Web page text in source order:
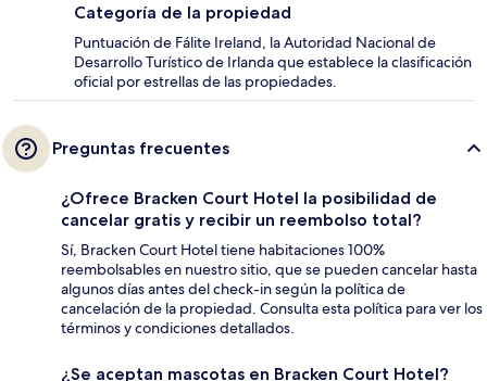
Categoría de la propiedad
Puntuación de Fálite Ireland, la Autoridad Nacional de
Desarrollo Turístico de Irlanda que establece la clasificación
oficial por estrellas de las propiedades.
Preguntas frecuentes
¿Ofrece Bracken Court Hotel la posibilidad de
cancelar gratis y recibir un reembolso total?
Sí, Bracken Court Hotel tiene habitaciones 100%
reembolsables en nuestro sitio, que se pueden cancelar hasta
algunos días antes del check-in según la política de
cancelación de la propiedad. Consulta esta política para ver los
términos y condiciones detallados.
¿Se aceptan mascotas en Bracken Court Hotel?